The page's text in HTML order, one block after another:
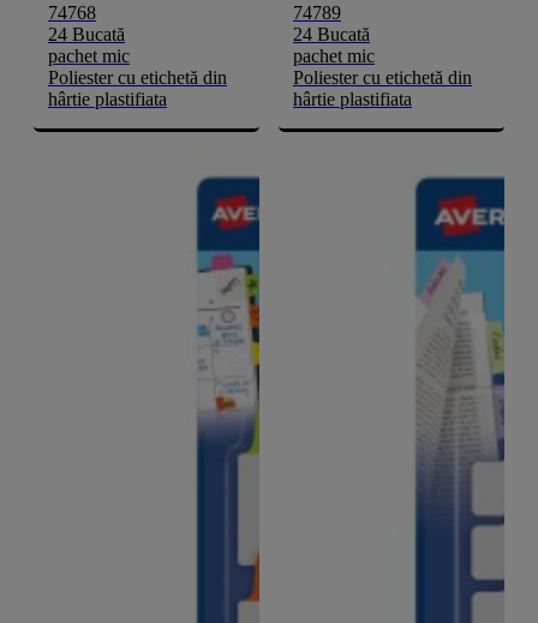
74768
24 Bucată
pachet mic
Poliester cu etichetă din
hârtie plastifiata
74789
24 Bucată
pachet mic
Poliester cu etichetă din
hârtie plastifiata